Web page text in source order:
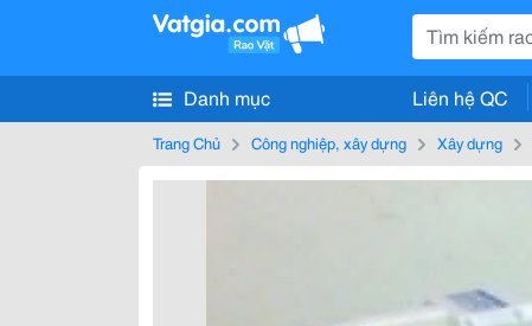
Danh mục Liên hệ QC
Trang Chủ Công nghiệp, xây dựng Xây dựng